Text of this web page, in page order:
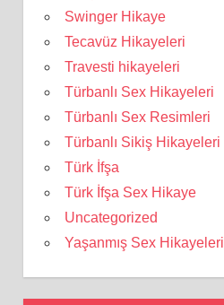
Swinger Hikaye
Tecavüz Hikayeleri
Travesti hikayeleri
Türbanlı Sex Hikayeleri
Türbanlı Sex Resimleri
Türbanlı Sikiş Hikayeleri
Türk İfşa
Türk İfşa Sex Hikaye
Uncategorized
Yaşanmış Sex Hikayeleri